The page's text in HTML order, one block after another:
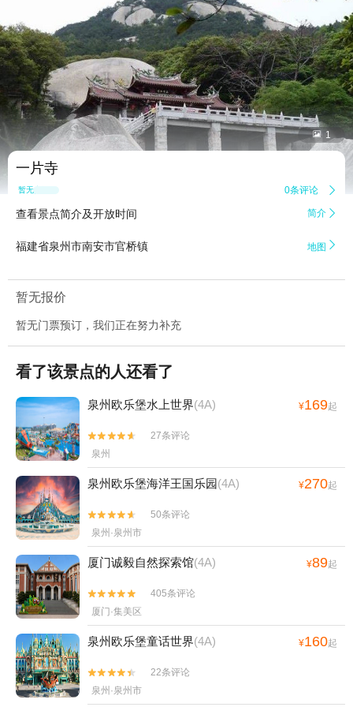
 1
一片寺
暂无点评 0条评论 
查看景点简介及开放时间 简介 
福建省泉州市南安市官桥镇 地图 
暂无报价
暂无门票预订，我们正在努力补充
看了该景点的人还看了
泉州欧乐堡水上世界(4A) ¥169起


27条评论
泉州
泉州欧乐堡海洋王国乐园(4A) ¥270起


50条评论
泉州·泉州市
厦门诚毅自然探索馆(4A) ¥89起


405条评论
厦门·集美区
泉州欧乐堡童话世界(4A) ¥160起


22条评论
泉州·泉州市